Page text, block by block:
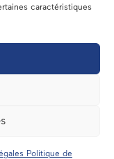
caractéristiques
Politique de